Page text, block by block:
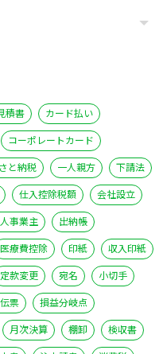
積書
カード払い
コーポレートカード
と納税 一人親方
下請法
仕入控除税額
会社設立
事業主
出納帳
医療費控除 印紙
収入印紙
定款変更 宛名
小切手
票
損益分岐点
月次決算 棚卸
検収書
録